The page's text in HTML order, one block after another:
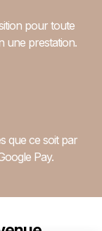
pour toute
une prestation.
que ce soit par
Pay.